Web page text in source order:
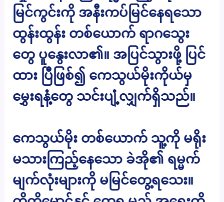
မြင်ကွင်းကို အနီးကပ်မြင်နေရသော
ထွန်းထွန်း တစ်ယောက် ရာဂသွေး
တွေ ပူနွေးလာ၏။ အပြင်သွားဖို့ ပြင်
ထား ပြီဖြစ်၍ ကေသွယ်မိုးကိုယ်မှ
မွှေးရနံ့တွေ သင်းပျံ့လျှက်ရှိသည်။
ကေသွယ်မိုး တစ်ယောက် သူ့ကို မရိုး
မသားကြည့်နေသော ခဲအို၏ ရမ္မက်
မျက်လုံးများကို မမြင်တွေ့ရသေး။